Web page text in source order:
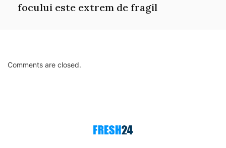
focului este extrem de fragil
Comments are closed.